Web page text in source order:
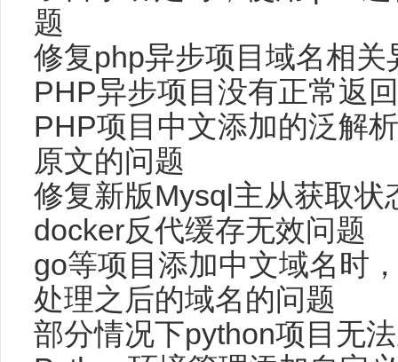
题
修复php异步项目域名相关
PHP异步项目没有正常返
PHP项目中文添加的泛解
原文的问题
修复新版Mysql主从获取状
docker反代缓存无效问题
go等项目添加中文域名时
处理之后的域名的问题
部分情况下python项目无